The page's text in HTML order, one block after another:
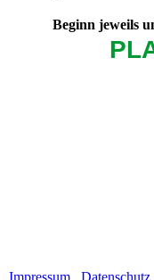
Beginn jeweils
Impressum Datenschutz